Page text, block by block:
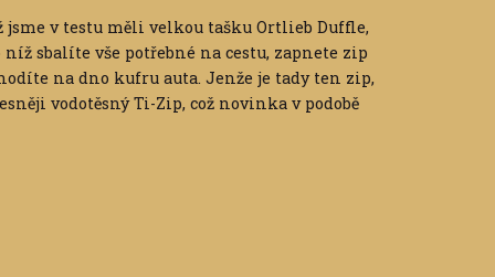
jsme v testu měli velkou tašku Ortlieb Duffle,
níž sbalíte vše potřebné na cestu, zapnete zip
na dno kufru auta. Jenže je tady ten zip,
vodotěsný Ti-Zip, což novinka v podobě